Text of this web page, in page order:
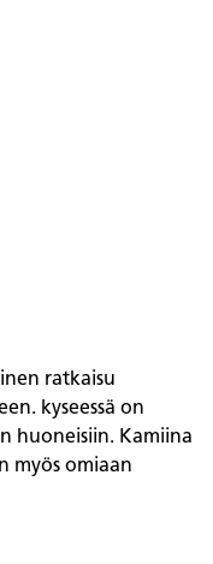
ratkaisu
kyseessä on
huoneisiin. Kamiina
myös omiaan